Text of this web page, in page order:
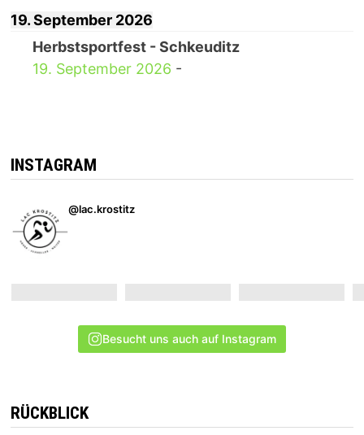
19. September 2026
Herbstsportfest - Schkeuditz
19. September 2026 -
INSTAGRAM
@lac.krostitz
Besucht uns auch auf Instagram
RÜCKBLICK